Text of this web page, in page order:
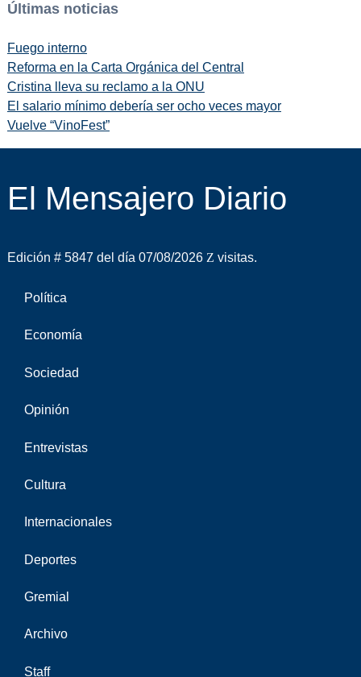
Últimas noticias
Fuego interno
Reforma en la Carta Orgánica del Central
Cristina lleva su reclamo a la ONU
El salario mínimo debería ser ocho veces mayor
Vuelve “VinoFest”
El Mensajero Diario
Edición # 5847 del día 07/08/2026 visitas.
Política
Economía
Sociedad
Opinión
Entrevistas
Cultura
Internacionales
Deportes
Gremial
Archivo
Staff